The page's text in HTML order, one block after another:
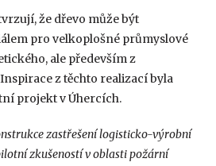
že dřevo může být
pro velkoplošné průmyslové
ale především z
z těchto realizací byla
projekt v Úhercích.
zastřešení logisticko-výrobní
zkušeností v oblasti požární